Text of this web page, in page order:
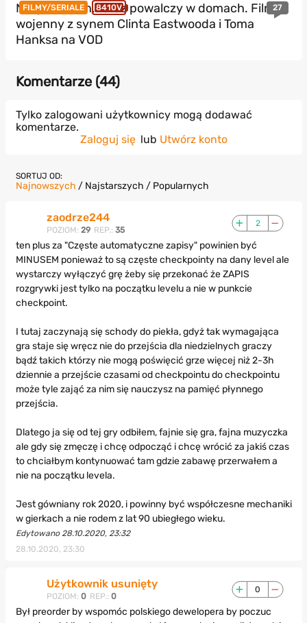
FILMY/SERIALE 8410V 27
Nie podbił kin, teraz powalczy w domach. Film
wojenny z synem Clinta Eastwooda i Toma
Hanksa na VOD
Komentarze (44)
Tylko zalogowani użytkownicy mogą dodawać
komentarze.
Zaloguj się lub Utwórz konto
SORTUJ OD:
Najnowszych / Najstarszych / Popularnych
zaodrze244
POZIOM: 29 REP.: 35
2
ten plus za "Częste automatyczne zapisy" powinien być
MINUSEM ponieważ to są częste checkpointy na dany level ale
wystarczy wyłączyć grę żeby się przekonać że ZAPIS
rozgrywki jest tylko na początku levelu a nie w punkcie
checkpoint.
I tutaj zaczynają się schody do piekła, gdyż tak wymagająca
gra staje się wręcz nie do przejścia dla niedzielnych graczy
bądź takich którzy nie mogą poświęcić grze więcej niż 2-3h
dziennie a przejście czasami od checkpointu do checkpointu
może tyle zająć za nim się nauczysz na pamięć płynnego
przejścia.
Dlatego ja się od tej gry odbiłem, fajnie się gra, fajna muzyczka
ale gdy się zmęczę i chcę odpocząć i chcę wrócić za jakiś czas
to chciałbym kontynuować tam gdzie zabawę przerwałem a
nie na początku levela.
Jest gówniany rok 2020, i powinny być współczesne mechaniki
w gierkach a nie rodem z lat 90 ubiegłego wieku.
Edytowano 28.10.2020, 23:32
28.10.2020, 23:30
Użytkownik usunięty
POZIOM: 0 REP.: 0
0
Był preorder by wspomóc polskiego dewelopera by poczuc